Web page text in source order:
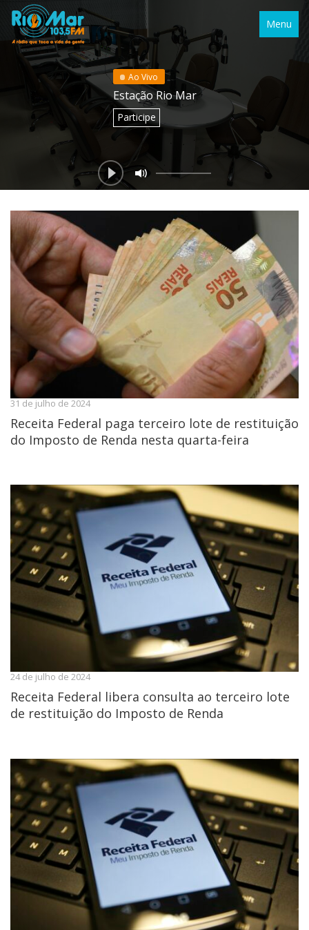
Menu
Ao Vivo
Estação Rio Mar
Participe
31 de julho de 2024
Receita Federal paga terceiro lote de restituição
do Imposto de Renda nesta quarta-feira
24 de julho de 2024
Receita Federal libera consulta ao terceiro lote
de restituição do Imposto de Renda